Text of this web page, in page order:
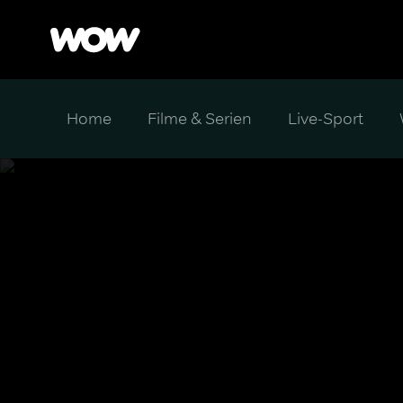
Home Filme & Serien Live-Sport